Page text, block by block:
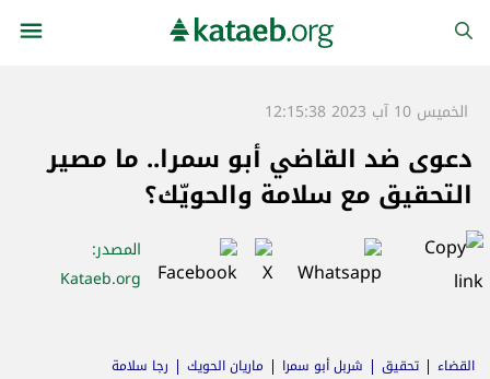
الخميس 10 آب 2023 12:15:38
دعوى ضد القاضي أبو سمرا.. ما مصير
التحقيق مع سلامة والحويّك؟
المصدر:
Kataeb.org
القضاء تحقيق شربل أبو سمرا ماريان الحويك
رجا سلامة